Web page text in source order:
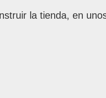
la tienda, en